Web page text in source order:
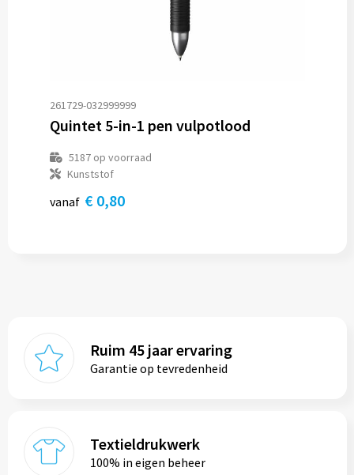
261729-032999999
Quintet 5-in-1 pen vulpotlood
5187op voorraad
Kunststof
vanaf € 0,80
Ruim 45 jaar ervaring
Garantie op tevredenheid
Textieldrukwerk
100% in eigen beheer